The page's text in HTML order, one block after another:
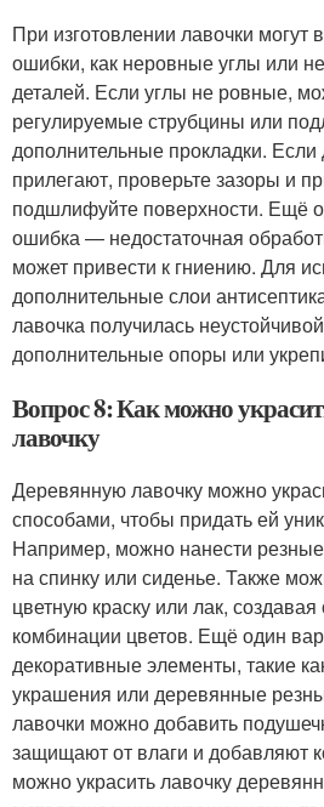
При изготовлении лавочки могут
ошибки, как неровные углы или
деталей. Если углы не ровные,
регулируемые струбцины или
дополнительные прокладки. Если
прилегают, проверьте зазоры и
подшлифуйте поверхности. Ещё
ошибка — недостаточная
может привести к гниению. Для
дополнительные слои
лавочка получилась
дополнительные опоры или
Вопрос 8: Как можно
лавочку
Деревянную лавочку можно
способами, чтобы придать ей
Например, можно нанести
на спинку или сиденье. Также
цветную краску или лак,
комбинации цветов. Ещё один
декоративные элементы, такие
украшения или деревянные
лавочки можно добавить
защищают от влаги и добавляют
можно украсить лавочку